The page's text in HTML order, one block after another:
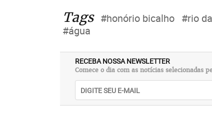
Tags #honório bicalho #rio
#água
RECEBA NOSSA NEWSLETTER
Comece o dia com as notícias selecionadas